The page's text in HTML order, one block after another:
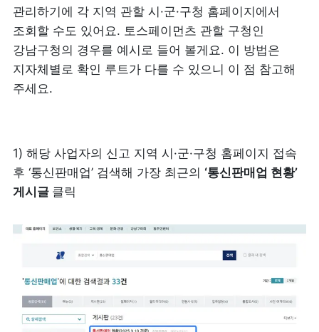
관리하기에 각 지역 관할 시·군·구청 홈페이지에서
조회할 수도 있어요. 토스페이먼츠 관할 구청인
강남구청의 경우를 예시로 들어 볼게요. 이 방법은
지자체별로 확인 루트가 다를 수 있으니 이 점 참고해
주세요.
1) 해당 사업자의 신고 지역 시·군·구청 홈페이지 접속
후 ‘통신판매업’ 검색해 가장 최근의 ‘통신판매업 현황’
게시글 클릭